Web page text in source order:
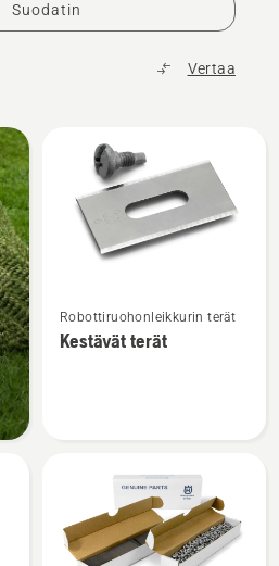
Suodatin
Vertaa
lisätietoja
tuotteesta
Robottiruohonleikkurin terät
Kestävät terät